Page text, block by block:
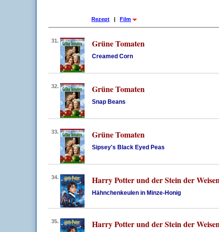
Rezept | Film
31. Grüne Tomaten
Creamed Corn
32. Grüne Tomaten
Snap Beans
33. Grüne Tomaten
Sipsey's Black Eyed Peas
34. Harry Potter und der Stein der
Hähnchenkeulen in Minze-Honig
35. Harry Potter und der Stein der